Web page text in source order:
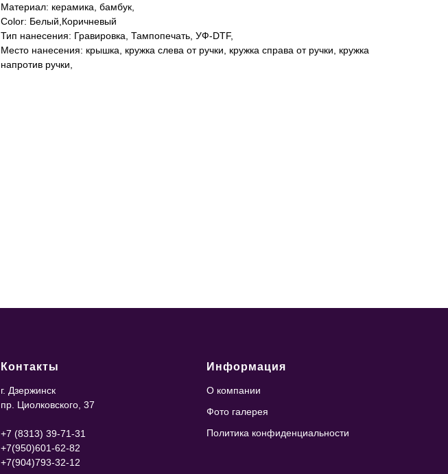
Материал: керамика, бамбук,
Color: Белый,Коричневый
Тип нанесения: Гравировка, Тампопечать, УФ-DTF,
Место нанесения: крышка, кружка слева от ручки, кружка справа от ручки, кружка
напротив ручки,
Контакты
г. Дзержинск
пр. Циолковского, 37
+7 (8313) 39-71-31
+7(950)601-62-82
+7(904)793-32-12
Информация
О компании
Фото галерея
Политика конфиденциальности